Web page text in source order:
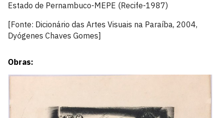
Estado de Pernambuco-MEPE (Recife-1987)
[Fonte: Dicionário das Artes Visuais na Paraíba, 2004,
Dyógenes Chaves Gomes]
Obras: